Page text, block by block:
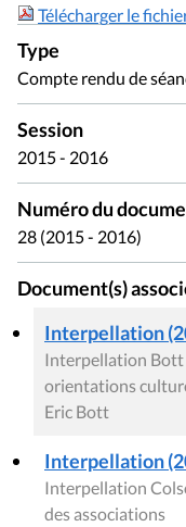
Télécharger le
Type
Compte rendu de
Session
2015 - 2016
Numéro du
28 (2015 - 2016)
Document(s)
Interpellation
Interpellation Bott
orientations
Eric Bott
Interpellation
Interpellation
des associations